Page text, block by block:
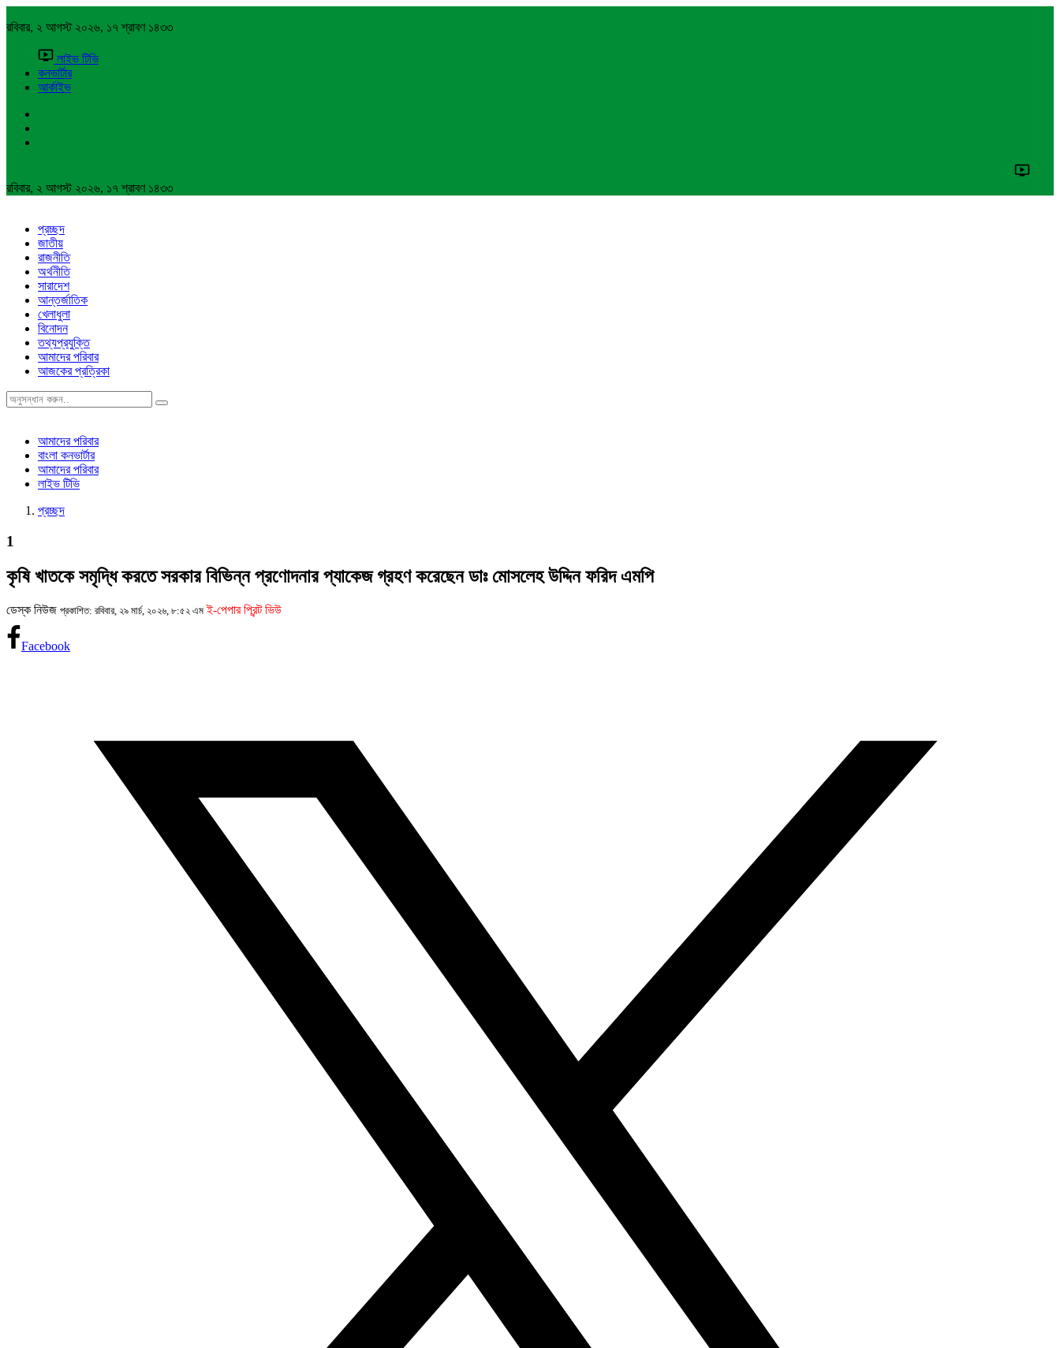
রবিবার, ২ আগস্ট ২০২৬, ১৭ শ্রাবণ ১৪৩৩
লাইভ টিভি
কনভার্টার
আর্কাইভ
রবিবার, ২ আগস্ট ২০২৬, ১৭ শ্রাবণ ১৪৩৩
প্রচ্ছদ
জাতীয়
রাজনীতি
অর্থনীতি
সারাদেশ
আন্তর্জাতিক
খেলাধুলা
বিনোদন
তথ্যপ্রযুক্তি
আমাদের পরিবার
আজকের প্রত্রিকা
আমাদের পরিবার
বাংলা কনভার্টার
আমাদের পরিবার
লাইভ টিভি
প্রচ্ছদ
1
কৃষি খাতকে সমৃদ্ধি করতে সরকার বিভিন্ন প্রণোদনার প্যাকেজ গ্রহণ করেছেন ডাঃ মোসলেহ উদ্দিন ফরিদ এমপি
ডেস্ক নিউজ প্রকাশিত: রবিবার, ২৯ মার্চ, ২০২৬, ৮:৫২ এম ই-পেপার প্রিন্ট ভিউ
Facebook